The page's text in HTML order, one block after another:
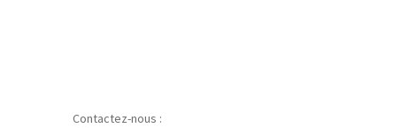
Contactez-nous :